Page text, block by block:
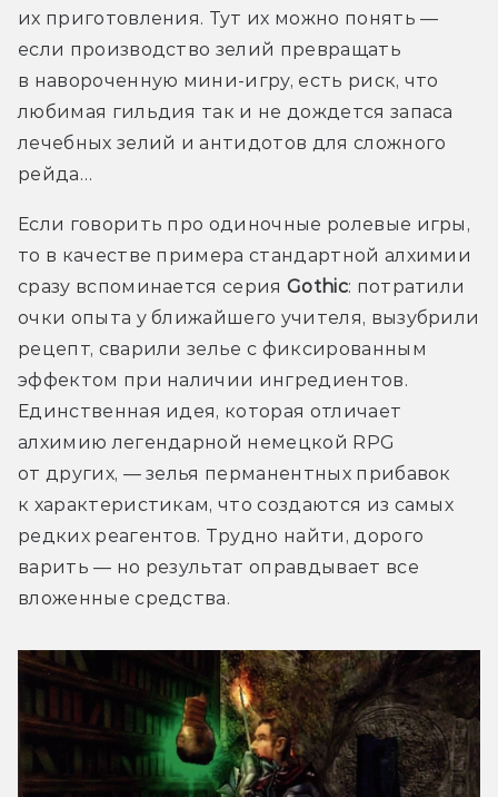
их приготовления. Тут их можно понять —
если производство зелий превращать
в навороченную мини-игру, есть риск, что
любимая гильдия так и не дождется запаса
лечебных зелий и антидотов для сложного
рейда…
Если говорить про одиночные ролевые игры,
то в качестве примера стандартной алхимии
сразу вспоминается серия Gothic: потратили
очки опыта у ближайшего учителя, вызубрили
рецепт, сварили зелье с фиксированным
эффектом при наличии ингредиентов.
Единственная идея, которая отличает
алхимию легендарной немецкой RPG
от других, — зелья перманентных прибавок
к характеристикам, что создаются из самых
редких реагентов. Трудно найти, дорого
варить — но результат оправдывает все
вложенные средства.